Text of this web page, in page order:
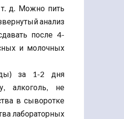
д. Можно пить
анализ
после 4-
и молочных
за 1-2 дня
алкоголь, не
в сыворотке
лабораторных